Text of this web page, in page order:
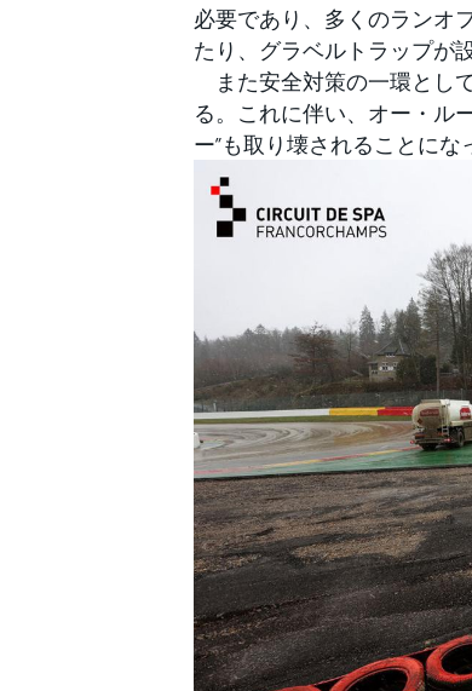
必要であり、多くのランオ
たり、グラベルトラップが
また安全対策の一環とし
る。これに伴い、オー・ル
ー”も取り壊されることにな